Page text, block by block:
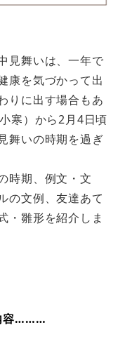
見舞いは、一年で
康を気づかって出
りに出す場合もあ
寒）から2月4日頃
舞いの時期を過ぎ
時期、例文・文
の文例、友達あて
・雛形を紹介しま
容………